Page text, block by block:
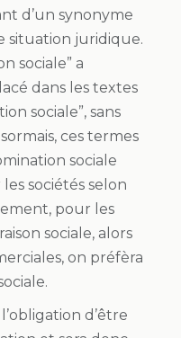
d’un synonyme
situation juridique.
sociale” a
dans les textes
sociale”, sans
ces termes
sociale
sociétés selon
pour les
sociale, alors
on préfèra
d’être